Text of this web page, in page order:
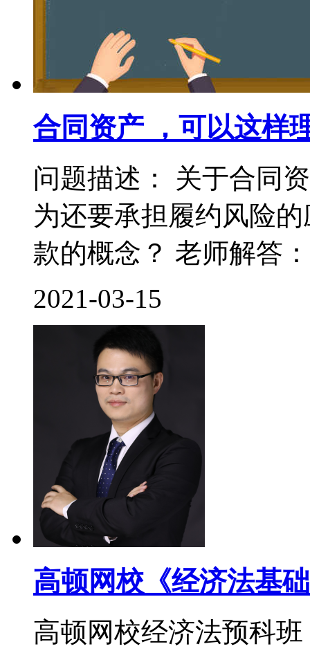
合同资产 ，可以这样
问题描述： 关于合同
为还要承担履约风险
款的概念？ 老师解答
2021-03-15
高顿网校《经济法基
高顿网校经济法预科